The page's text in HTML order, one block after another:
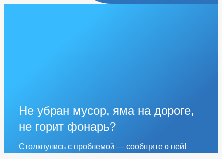
Не убран мусор, яма на дороге,
не горит фонарь?
Столкнулись с проблемой — сообщите о ней!